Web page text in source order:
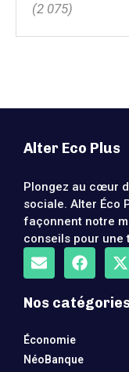
(2 075)
Alter Eco Plus
Plongez au cœur
sociale. Alter Éco
façonnent notre
conseils pour une
Nos
Économie
NéoBanque